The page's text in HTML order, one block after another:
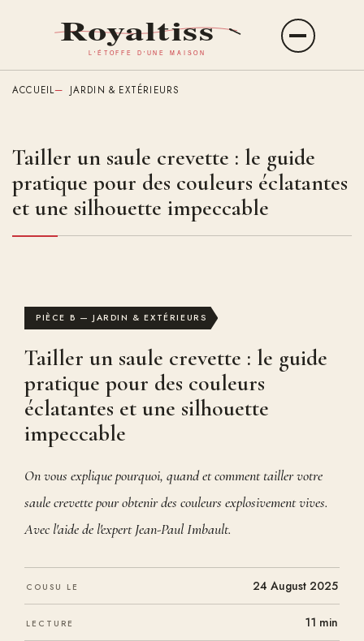
Ouvrir
le
ACCUEIL JARDIN & EXTÉRIEURS
Tailler un saule crevette : le guide
pratique pour des couleurs éclatantes
et une silhouette impeccable
PIÈCE B — JARDIN & EXTÉRIEURS
Tailler un saule crevette : le guide
pratique pour des couleurs
éclatantes et une silhouette
impeccable
On vous explique pourquoi, quand et comment tailler votre
saule crevette pour obtenir des couleurs explosivement vives.
Avec l'aide de l'expert Jean-Paul Imbault.
COUSU LE 24 August 2025
LECTURE 11 min